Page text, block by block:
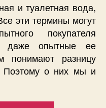
и туалетная вода,
эти термины могут
покупателя
даже опытные ее
понимают разницу
Поэтому о них мы и